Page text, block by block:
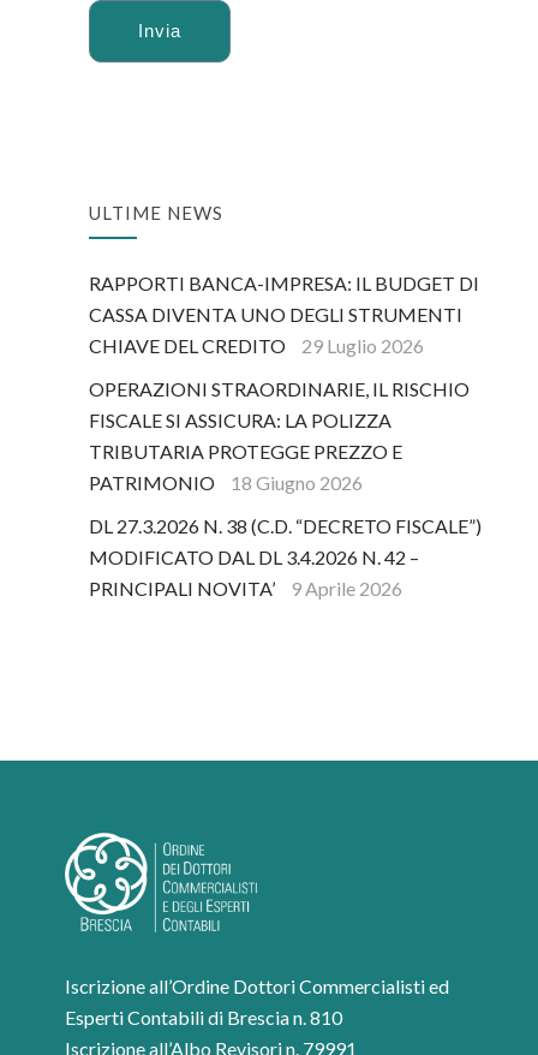
ULTIME NEWS
RAPPORTI BANCA-IMPRESA: IL BUDGET DI
CASSA DIVENTA UNO DEGLI STRUMENTI
CHIAVE DEL CREDITO
29 Luglio 2026
OPERAZIONI STRAORDINARIE, IL RISCHIO
FISCALE SI ASSICURA: LA POLIZZA
TRIBUTARIA PROTEGGE PREZZO E
PATRIMONIO
18 Giugno 2026
DL 27.3.2026 N. 38 (C.D. “DECRETO FISCALE”)
MODIFICATO DAL DL 3.4.2026 N. 42 –
PRINCIPALI NOVITA’
9 Aprile 2026
Iscrizione all’Ordine Dottori Commercialisti ed
Esperti Contabili di Brescia n. 810
Iscrizione all’Albo Revisori n. 79991